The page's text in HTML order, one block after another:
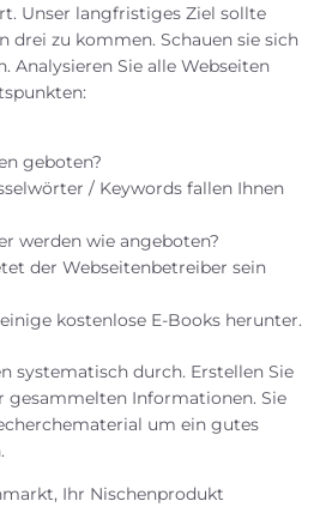
Unser langfristiges Ziel sollte
drei zu kommen. Schauen sie sich
Analysieren Sie alle Webseiten
geboten?
/ Keywords fallen Ihnen
werden wie angeboten?
der Webseitenbetreiber sein
kostenlose E-Books herunter.
systematisch durch. Erstellen Sie
gesammelten Informationen. Sie
um ein gutes
Ihr Nischenprodukt